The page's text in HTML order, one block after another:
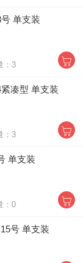
单支装
：3
凑型 单支装
：3
单支装
：0
号 单支装